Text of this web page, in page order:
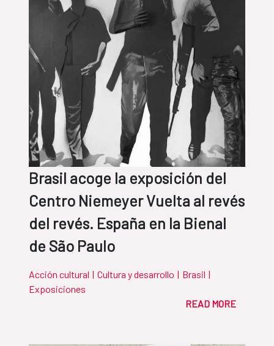
Brasil acoge la exposición del
Centro Niemeyer Vuelta al revés
del revés. España en la Bienal
de São Paulo
Acción cultural | Cultura y desarrollo | Brasil |
Exposiciones
READ MORE